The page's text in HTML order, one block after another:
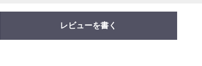
レビューを書く